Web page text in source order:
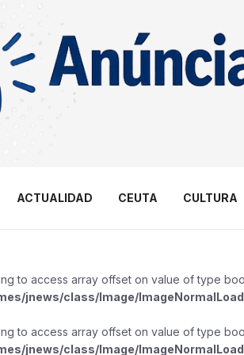
ACTUALIDAD CEUTA CULTURA
to access array offset on value of type
jnews/class/Image/
to access array offset on value of type
jnews/class/Image/